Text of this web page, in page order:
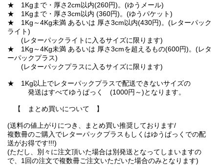
★ 1Kgまで・厚さ2cm以内(260円)。(ゆうメール)
★ 1Kgまで・厚さ3cm以内 (360円)。(ゆうパケット)
★ 1Kg～4Kg未満 あるいは 厚さ3cm以内(430円)。(レターパック
ライト)
(レターパックライトに入るサイズに限ります)
★ 1Kg～4Kg未満 あるいは 厚さ3cmを超えるもの(600円)。(レタ
ーパックプラス)
(レターパックプラスに入るサイズに限ります)
★ 1Kg以上でレターパックプラスで配送できないサイズの
発送はすべてゆうぱっく (1000円～)となります。
【 まとめ買いについて 】
(送料の値上がりにつき、まとめ買い推奨しております/
複数冊のご購入でレターパックプラスもしくはゆうぱっくでの配
送がお得です!!!)
(ただし、別々に注文頂いた場合は別発送となってしまいますの
で、1回の注文で複数冊ご注文いただいた場合のみとなります)